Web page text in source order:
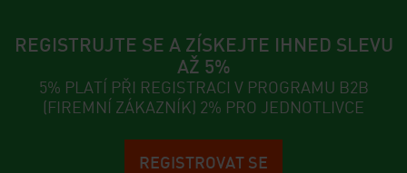
REGISTRUJTE SE A ZÍSKEJTE IHNED SLEVU
AŽ 5%
5% PLATÍ PŘI REGISTRACI V PROGRAMU B2B
(FIREMNÍ ZÁKAZNÍK) 2% PRO JEDNOTLIVCE
REGISTROVAT SE